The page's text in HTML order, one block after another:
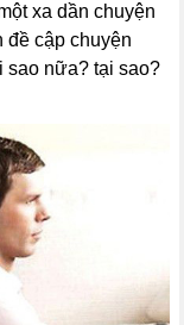
xa dần chuyện
cập chuyện
sao nữa? tại sao?